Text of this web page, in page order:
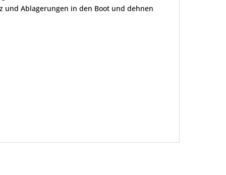
und Ablagerungen in den Boot und dehnen